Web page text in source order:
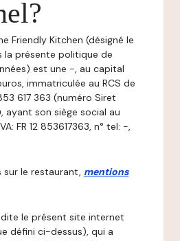
Friendly Kitchen (désigné le
la présente politique de
est une -, au capital
immatriculée au RCS de
617 363 (numéro Siret
ayant son siège social au
FR 12 853617363, n° tel: -,
sur le restaurant, mentions
le présent site internet
défini ci-dessus), qui a